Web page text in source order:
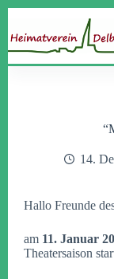
springen
14.
Hallo Freunde
am 11. Januar
Theatersaison